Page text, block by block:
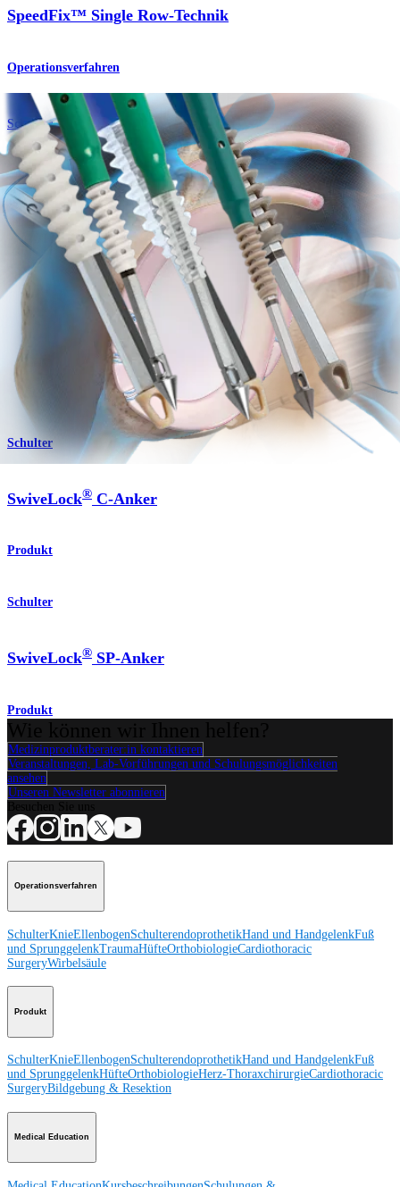
SpeedFix™ Single Row-Technik
Operationsverfahren
Schulter
SwiveLock® -Stabilisierungstechnik – Anterior
Operationsverfahren
Schulter
SwiveLock® -Stabilisierungstechnik – Posterior
Operationsverfahren
Schulter
SwiveLock® C-Anker
Produkt
Schulter
SwiveLock® SP-Anker
Produkt
Medizinproduktberater:in kontaktieren
Veranstaltungen, Lab-Vorführungen und Schulungsmöglichkeiten
ansehen
Unseren Newsletter abonnieren
Operationsverfahren
SchulterKnieEllenbogenSchulterendoprothetikHand und HandgelenkFuß
und SprunggelenkTraumaHüfteOrthobiologieCardiothoracic
SurgeryWirbelsäule
Produkt
SchulterKnieEllenbogenSchulterendoprothetikHand und HandgelenkFuß
und SprunggelenkHüfteOrthobiologieHerz-ThoraxchirurgieCardiothoracic
SurgeryBildgebung & Resektion
Medical Education